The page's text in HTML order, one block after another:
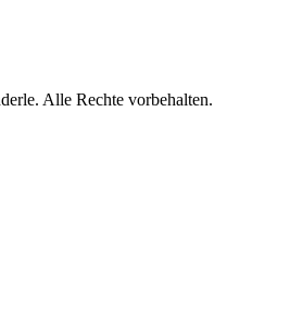
Alle Rechte vorbehalten.